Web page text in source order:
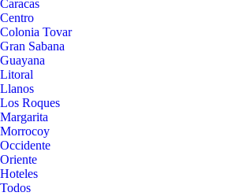
Caracas
Centro
Colonia Tovar
Gran Sabana
Guayana
Litoral
Llanos
Los Roques
Margarita
Morrocoy
Occidente
Oriente
Hoteles
Todos